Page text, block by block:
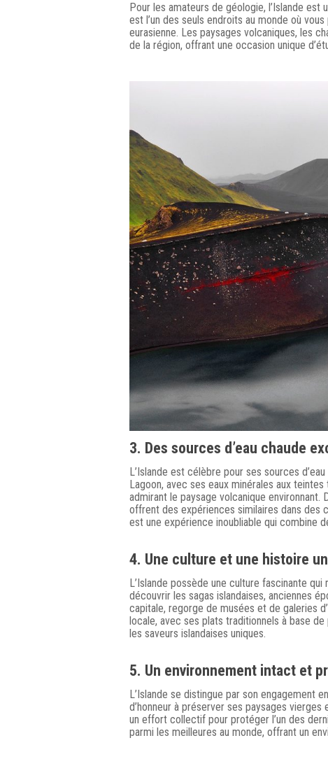
Pour les amateurs de géologie, l’Islande est
est l’un des seuls endroits au monde où
eurasienne. Les paysages volcaniques, les
de la région, offrant une occasion unique
3. Des sources d’eau chaude
L’Islande est célèbre pour ses sources
Lagoon, avec ses eaux minérales aux
admirant le paysage volcanique
offrent des expériences similaires dans des
est une expérience inoubliable qui combine
4. Une culture et une histoire
L’Islande possède une culture fascinante
découvrir les sagas islandaises, anciennes
capitale, regorge de musées et de galeries
locale, avec ses plats traditionnels à base
les saveurs islandaises uniques.
5. Un environnement intact et
L’Islande se distingue par son engagement
d’honneur à préserver ses paysages
un effort collectif pour protéger l’un des
parmi les meilleures au monde, offrant un